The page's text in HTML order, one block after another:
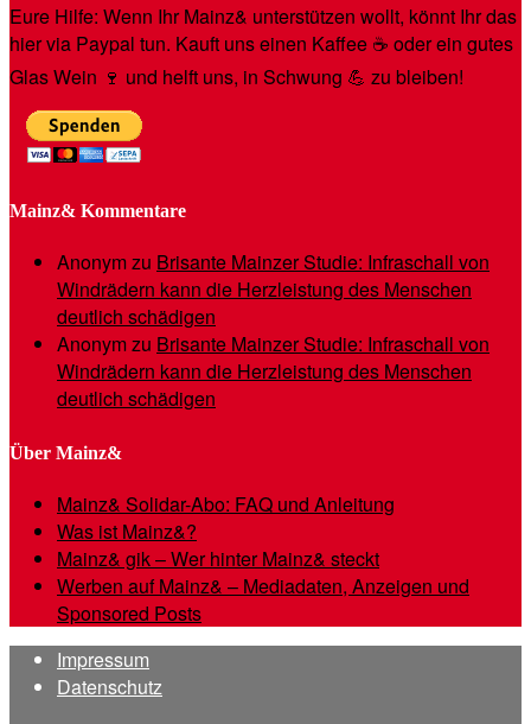
Eure Hilfe: Wenn Ihr Mainz& unterstützen wollt, könnt Ihr das
hier via Paypal tun. Kauft uns einen Kaffee ☕️ oder ein gutes
Glas Wein 🍷 und helft uns, in Schwung 💪 zu bleiben!
Mainz& Kommentare
Anonymzu Brisante Mainzer Studie: Infraschall von
Windrädern kann die Herzleistung des Menschen
deutlich schädigen
Anonymzu Brisante Mainzer Studie: Infraschall von
Windrädern kann die Herzleistung des Menschen
deutlich schädigen
Über Mainz&
Mainz& Solidar-Abo: FAQ und Anleitung
Was ist Mainz&?
Mainz& gik – Wer hinter Mainz& steckt
Werben auf Mainz& – Mediadaten, Anzeigen und
Sponsored Posts
Impressum
Datenschutz